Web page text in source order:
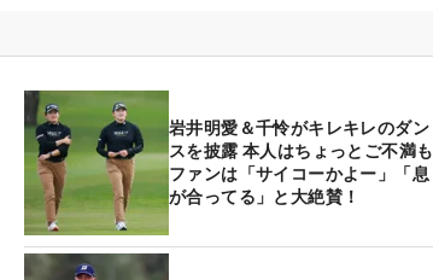
岩井明愛＆千怜がキレキレのダン
スを披露 本人はちょっとご不満も
ファンは「サイコーかよー」「息
が合ってる」と大絶賛！